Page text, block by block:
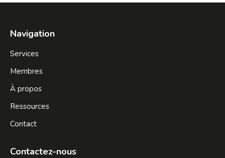
Navigation
Services
Membres
À propos
Ressources
Contact
Contactez-nous